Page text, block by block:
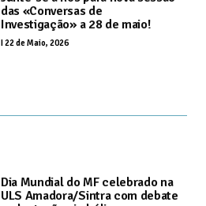
das «Conversas de
Investigação» a 28 de maio!
22 de Maio, 2026
Dia Mundial do MF celebrado na
ULS Amadora/Sintra com debate